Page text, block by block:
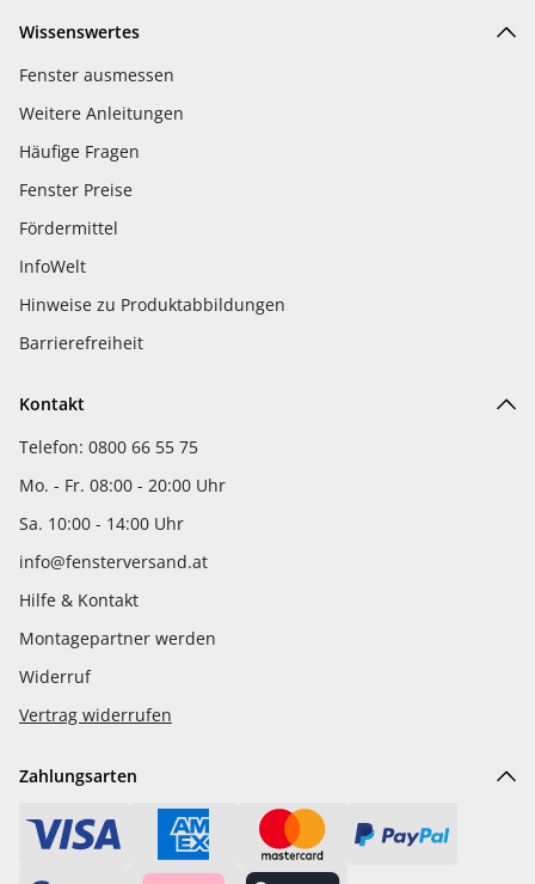
Wissenswertes
Fenster ausmessen
Weitere Anleitungen
Häufige Fragen
Fenster Preise
Fördermittel
InfoWelt
Hinweise zu Produktabbildungen
Barrierefreiheit
Kontakt
Telefon: 0800 66 55 75
Mo. - Fr. 08:00 - 20:00 Uhr
Sa. 10:00 - 14:00 Uhr
info@fensterversand.at
Hilfe & Kontakt
Montagepartner werden
Widerruf
Vertrag widerrufen
Zahlungsarten